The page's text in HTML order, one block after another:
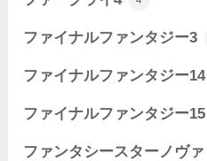
ファイナルファンタジー3
ファイナルファンタジー14
ファイナルファンタジー15
ファンタシースターノヴァ